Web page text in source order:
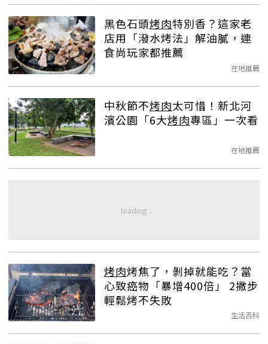
黑色石頭烤肉特別香？這家老
店用「潑水烤法」解油膩，連
食尚玩家都推薦
在地推薦
中秋節不烤肉太可惜！新北河
濱公園「6大烤肉專區」一次看
在地推薦
烤肉烤焦了，剝掉就能吃？當
心致癌物「暴增400倍」 2撇步
輕鬆烤不失敗
生活百科